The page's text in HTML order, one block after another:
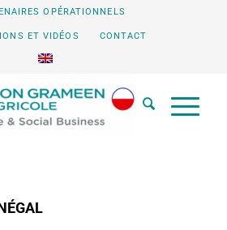
OPÉRATIONNELS
ET VIDÉOS CONTACT